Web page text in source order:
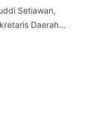
Setiawan,
Daerah...